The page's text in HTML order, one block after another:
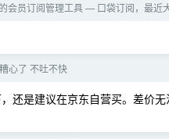
会员订阅管理工具 — 口袋订阅，最近
心了 不吐不快
还是建议在京东自营买。差价